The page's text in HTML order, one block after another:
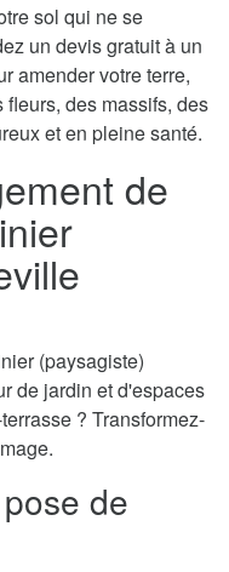
sol qui ne se
un devis gratuit à un
amender votre terre,
des massifs, des
et en pleine santé.
de
(paysagiste)
de jardin et d'espaces
? Transformez-
de